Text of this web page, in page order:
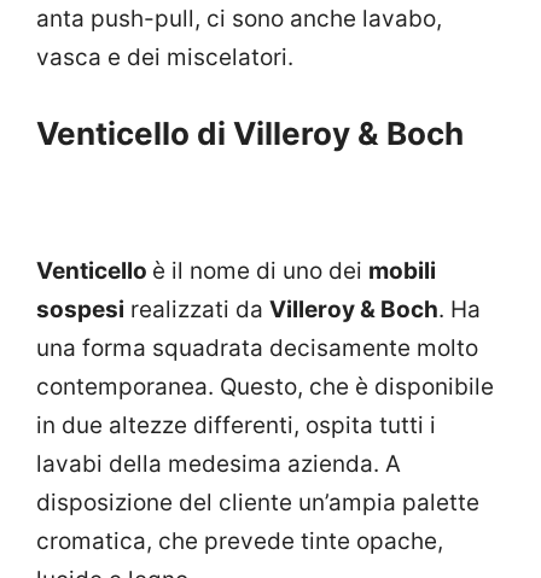
anta push-pull, ci sono anche lavabo,
vasca e dei miscelatori.
Venticello di Villeroy & Boch
Venticello è il nome di uno dei mobili
sospesi realizzati da Villeroy & Boch. Ha
una forma squadrata decisamente molto
contemporanea. Questo, che è disponibile
in due altezze differenti, ospita tutti i
lavabi della medesima azienda. A
disposizione del cliente un’ampia palette
cromatica, che prevede tinte opache,